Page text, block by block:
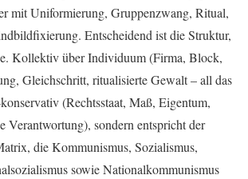
mit Uniformierung, Gruppenzwang, Ritual,
Entscheidend ist die Struktur,
Kollektiv über Individuum (Firma, Block,
Gleichschritt, ritualisierte Gewalt – all das
(Rechtsstaat, Maß, Eigentum,
Verantwortung), sondern entspricht der
die Kommunismus, Sozialismus,
sowie Nationalkommunismus